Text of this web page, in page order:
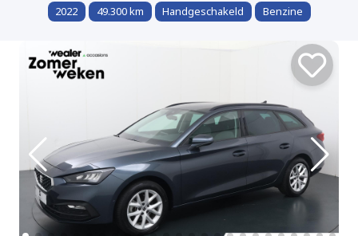
2022 49.300 km Handgeschakeld Benzine